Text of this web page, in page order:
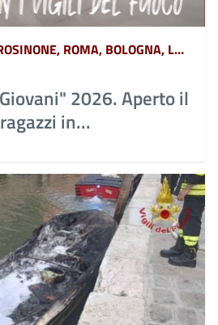
LATINA, PESCARA, FROSINONE, ROMA, BOLOGNA, L&#039;AQUILA, TERAMO, CHIETI, POTENZA, MATERA, CATANZARO, COSENZA, CROTONE, REGGIO CALABRIA, VIBO VALENTIA, AVELLINO, BENEVENTO, CASERTA, NAPOLI, SALERNO, FERRARA, FORLÌ-CESENA, MODENA, PARMA, PIACENZA, RAVENNA, REGGIO EMILIA, RIMINI, GORIZIA, PORDENONE, TRIESTE, UDINE, RIETI, VITERBO, GENOVA, IMPERIA, LA SPEZIA, SAVONA, BERGAMO, BRESCIA, COMO, CREMONA, LECCO, LODI, MANTOVA, MILANO, MONZA, PAVIA, SONDRIO, VARESE, ANCONA, ASCOLI PICENO, FERMO, MACERATA, CAMPOBASSO, ISERNIA, ALESSANDRIA, ASTI, BIELLA, CUNEO, NOVARA, TORINO, VERCELLI, BARI, BRINDISI, FOGGIA, LECCE, TARANTO, CAGLIARI, NUORO, ORISTANO, SASSARI, AGRIGENTO, CALTANISSETTA, CATANIA, ENNA, MESSINA, PALERMO, RAGUSA, SIRACUSA, TRAPANI, AREZZO, FIRENZE, GROSSETO, LIVORNO, LUCCA, MASSA CARRARA, PISA, PISTOIA, PRATO, SIENA, PERUGIA, TERNI, BELLUNO, BOLZANO, PADOVA, ROVIGO, TRENTO, TREVISO, VENEZIA, VERONA, VICENZA, MASSA, MONZA-BRIANZA, VERBANO-CUSIO-OSSOLA, PESARO-URBINO, BARLETTA-ANDRIA-TRANI, CAMPANIA, ABRUZZO, BASILICATA, CALABRIA, EMILIA ROMAGNA, FRIULI VENEZIA GIULIA, LAZIO, LIGURIA, LOMBARDIA, MARCHE, MOLISE, PIEMONTE, PUGLIA, SARDEGNA, SICILIA, TOSCANA, UMBRIA, VENETO E TRENTINO ALTO ADIGE, AOSTA
2026. Aperto il
in...